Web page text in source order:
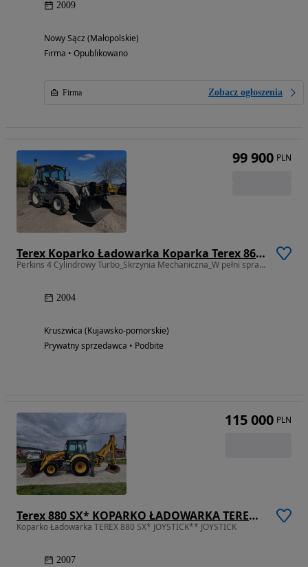
2009
Nowy Sącz (Małopolskie)
Firma • Opublikowano
Firma Zobacz ogłoszenia
Terex Koparko Ładowarka Koparka Terex 860 SE, 2004 ROK, Szczęka Krokodyl, Widły do palet, Ramię z teleskopem_Cała w Oryginale Niemalowana_GOTOWA DO PRACY_BRUTTO!
Perkins 4 Cylindrowy Turbo_Skrzynia Mechaniczna_W pełni sprawna_Ładna!
2004
Kruszwica (Kujawsko-pomorskie)
Prywatny sprzedawca • Podbite
99 900 PLN
Terex 880 SX* KOPARKO ŁADOWARKA TEREX 880SX** JCB 3CX* LEASING* ZAMIANA* SKUP*
Koparko Ładowarka TEREX 880 SX* JOYSTICK** JOYSTICK
2007
115 000 PLN